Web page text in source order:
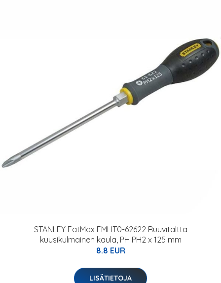
STANLEY FatMax FMHT0-62622 Ruuvitaltta
kuusikulmainen kaula, PH PH2 x 125 mm
8.8 EUR
LISÄTIETOJA